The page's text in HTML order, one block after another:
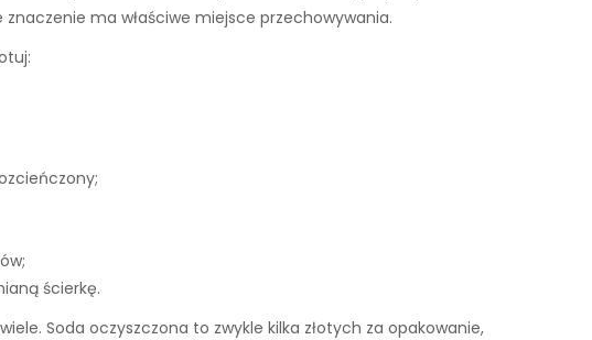
ma właściwe miejsce przechowywania.
ścierkę.
Soda oczyszczona to zwykle kilka złotych za opakowanie,